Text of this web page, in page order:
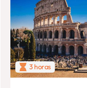
3 horas